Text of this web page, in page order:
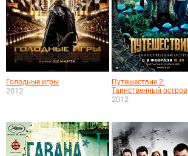
Голодные игры
2012
Путешествие 2:
Таинственный остров
2012